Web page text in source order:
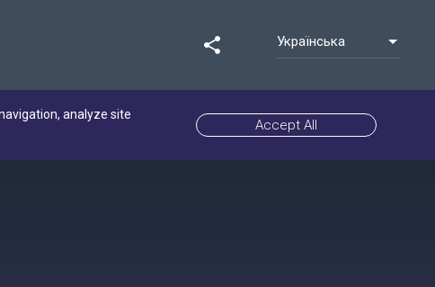
share Українська
analyze site
Accept All